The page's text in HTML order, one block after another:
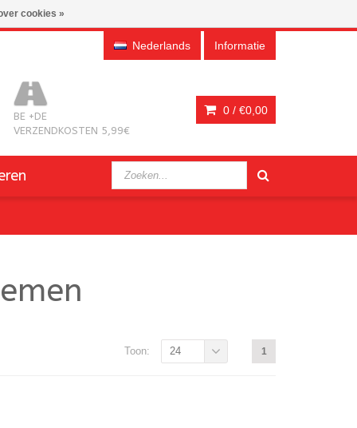
Nederlands Informatie
BE +DE
VERZENDKOSTEN 5,99€
0 / €0,00
1
Toon: 24
cookies »